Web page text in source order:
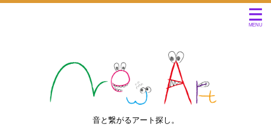
音と繋がるアート探し。